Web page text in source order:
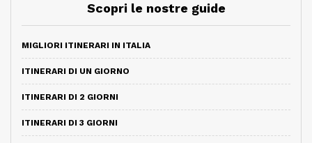
Scopri le nostre guide
MIGLIORI ITINERARI IN ITALIA
ITINERARI DI UN GIORNO
ITINERARI DI 2 GIORNI
ITINERARI DI 3 GIORNI